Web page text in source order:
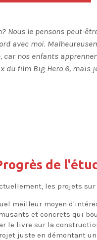
Nous le pensons peut-
avec moi.
nos enfants
du film Big Hero 6,
de
les projets
meilleur moyen
et concrets qui
le livre sur la
juste en démontant